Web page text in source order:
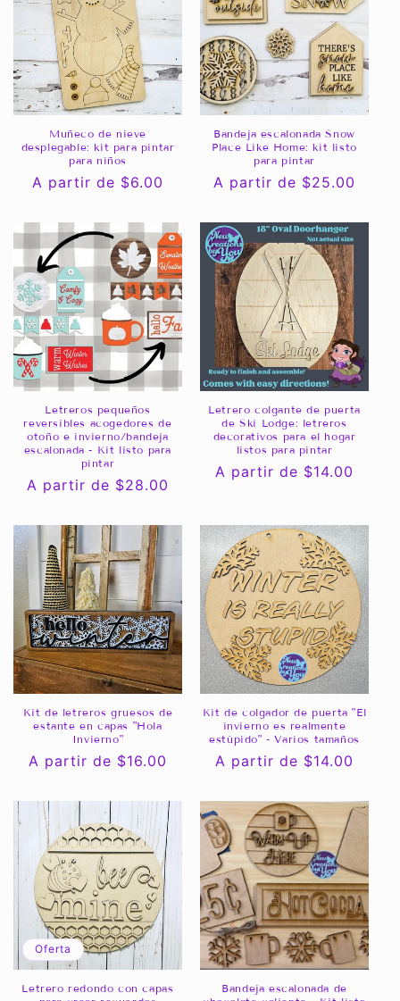
c
i
ó
Muñeco de nieve
desplegable: kit para pintar
para niños
Precio
A partir de $6.00
Bandeja escalonada Snow
Place Like Home: kit listo
para pintar
Precio
A partir de $25.00
Letreros pequeños
reversibles acogedores de
otoño e invierno/bandeja
escalonada - Kit listo para
pintar
Precio
A partir de $28.00
Letrero colgante de puerta
de Ski Lodge: letreros
decorativos para el hogar
listos para pintar
Precio
A partir de $14.00
Kit de letreros gruesos de
estante en capas "Hola
Invierno"
Precio
A partir de $16.00
Kit de colgador de puerta "El
invierno es realmente
estúpido" - Varios tamaños
Precio
A partir de $14.00
Oferta
Letrero redondo con capas
Bandeja escalonada de